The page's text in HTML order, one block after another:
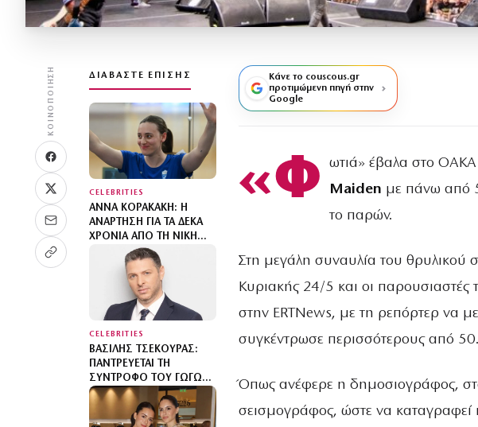
ΚΟΙΝΟΠΟΊΗΣΗ ΔΙΑΒΆΣΤΕ ΕΠΊΣΗΣ
CELEBRITIES
ΆΝΝΑ ΚΟΡΑΚΆΚΗ: Η
ΑΝΆΡΤΗΣΗ ΓΙΑ ΤΑ ΔΈΚΑ
ΧΡΌΝΙΑ ΑΠΌ ΤΗ ΝΊΚΗ
ΤΗΣ ΣΤΟ ΡΊΟ – «ΤΟ ΠΙΟ
ΠΟΛΎΤΙΜΟ “ΜΕΤΆΛΛΙΌ”
ΜΟΥ ΕΊΝΑΙ Η ΚΌΡΗ
CELEBRITIES
ΒΑΣΊΛΗΣ ΤΣΕΚΟΎΡΑΣ:
ΠΑΝΤΡΕΎΕΤΑΙ ΤΗ
ΣΎΝΤΡΟΦΌ ΤΟΥ ΓΩΓΏ
ΜΠΑΛΉ – ΠΌΤΕ ΘΑ ΓΊΝΕΙ
Ο ΓΆΜΟΣ
Κάνε το couscous.gr
προτιμώμενη πηγή στην
Google
«Φ ωτιά» έβαλα στο
Maiden με πάνω από
το παρών.
Στη μεγάλη συναυλία του
Κυριακής 24/5 και οι
στην ERTNews, με τη ρεπόρτερ να
συγκέντρωσε περισσότερους από
Όπως ανέφερε η δημοσιογράφος,
σεισμογράφος, ώστε να